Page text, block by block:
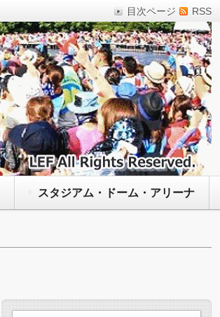
RSS
目次ページ
スタジアム・ドーム・アリーナ